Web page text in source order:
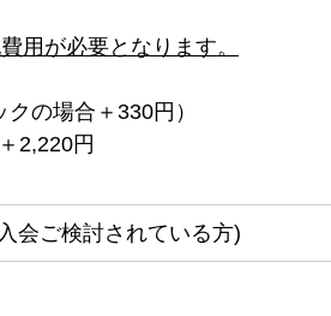
用が必要となります。
の場合＋330円）
2,220円
円
会ご検討されている方)